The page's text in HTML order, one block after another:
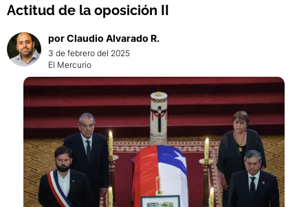
Actitud de la oposición II
porClaudio Alvarado R.
3 de febrero del 2025
El Mercurio